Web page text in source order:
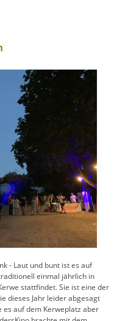
- Laut und bunt ist es auf
einmal jährlich in
stattfindet. Sie ist eine der
dieses Jahr leider abgesagt
auf dem Kerweplatz aber